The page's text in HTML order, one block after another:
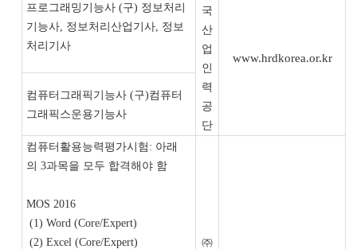
프로그래밍기능사 (구) 정보처리
기능사, 정보처리산업기사, 정보
처리기사
국
산
업
인
력
공
단
www.hrdkorea.or.kr
컴퓨터그래픽기능사 (구)컴퓨터
그래픽스운용기능사
컴퓨터활용능력평가시험: 아래
의 3과목을 모두 합격해야 함
MOS 2016
(1) Word (Core/Expert)
(2) Excel (Core/Expert)
㈜